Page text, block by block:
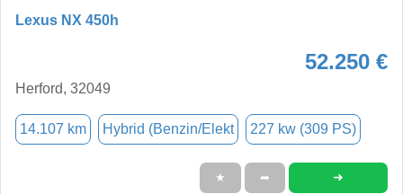
Lexus NX 450h
52.250 €
Herford, 32049
14.107 km Hybrid (Benzin/Elekt 227 kw (309 PS)
★ ➦ ➜